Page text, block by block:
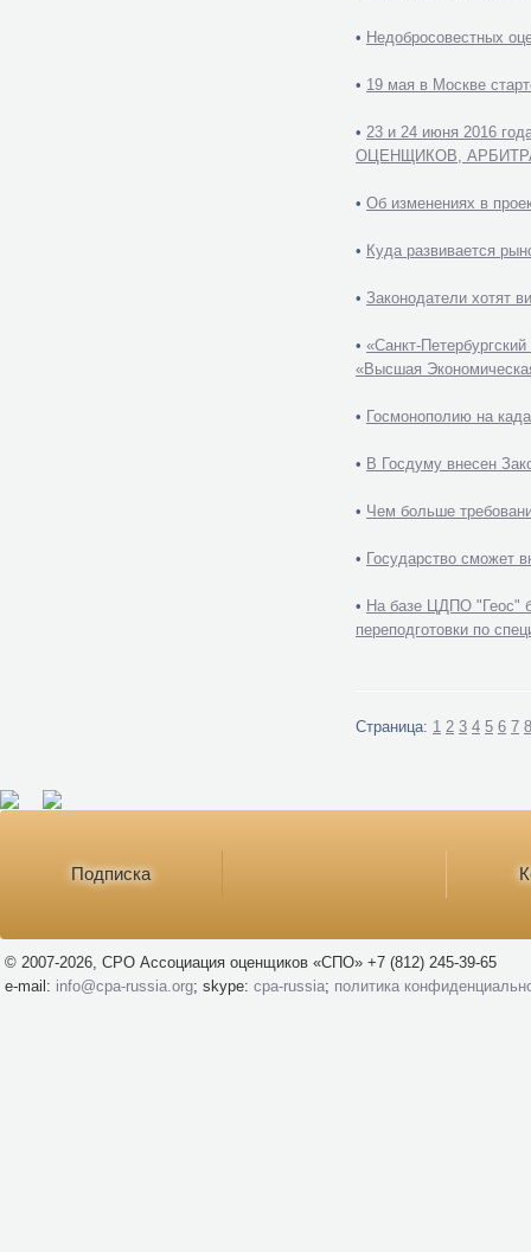
• Недобросовестных
• 19 мая в Москве
• 23 и 24 июня 2016
ОЦЕНЩИКОВ,
• Об изменениях в
• Куда развивается
• Законодатели хотят
• «Санкт-
«Высшая
• Госмонополию на
• В Госдуму внесен
• Чем больше
• Государство сможет
• На базе ЦДПО "Геос"
переподготовки по
Страница: 1 2 3 4 5 6 7 8
Подписка
© 2007-2026, СРО Ассоциация оценщиков «СПО» +7 (812) 245-39-65
e-mail: info@cpa-russia.org; skype: cpa-russia; политика